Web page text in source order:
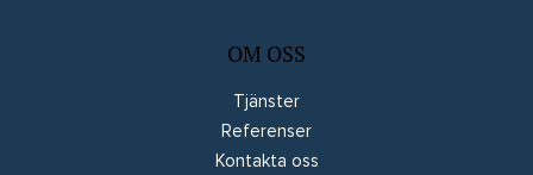
OM OSS
Tjänster
Referenser
Kontakta oss